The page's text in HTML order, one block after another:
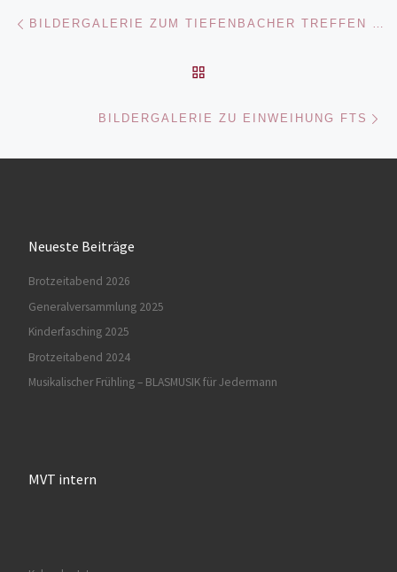
Beitragsnavigation BILDERGALERIE ZUM TIEFENBACHER TREFFEN 2018
BILDERGALERIE ZU EINWEIHUNG FTS
Neueste Beiträge
Brotzeitabend 2026
Generalversammlung 2025
Kinderfasching 2025
Brotzeitabend 2024
Musikalischer Frühling – BLASMUSIK für Jedermann
MVT intern